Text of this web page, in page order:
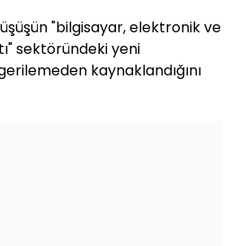
"bilgisayar, elektronik ve
sektöründeki yeni
kaynaklandığını